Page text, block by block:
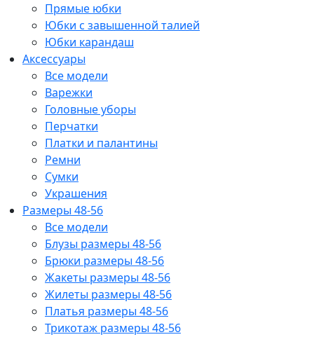
Прямые юбки
Юбки с завышенной талией
Юбки карандаш
Аксессуары
Все модели
Варежки
Головные уборы
Перчатки
Платки и палантины
Ремни
Сумки
Украшения
Размеры 48-56
Все модели
Блузы размеры 48-56
Брюки размеры 48-56
Жакеты размеры 48-56
Жилеты размеры 48-56
Платья размеры 48-56
Трикотаж размеры 48-56